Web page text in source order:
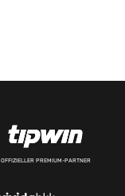
OFFIZIELLER PREMIUM-PARTNER